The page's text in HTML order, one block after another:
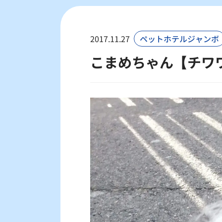
2017.11.27 ペットホテルジャンボ
こまめちゃん【チワ